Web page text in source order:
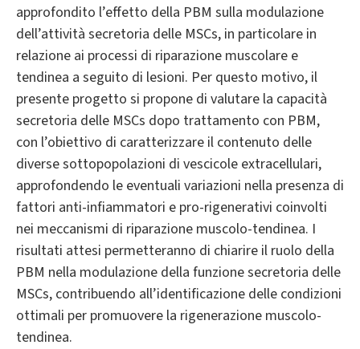
approfondito l’effetto della PBM sulla modulazione
dell’attività secretoria delle MSCs, in particolare in
relazione ai processi di riparazione muscolare e
tendinea a seguito di lesioni. Per questo motivo, il
presente progetto si propone di valutare la capacità
secretoria delle MSCs dopo trattamento con PBM,
con l’obiettivo di caratterizzare il contenuto delle
diverse sottopopolazioni di vescicole extracellulari,
approfondendo le eventuali variazioni nella presenza di
fattori anti-infiammatori e pro-rigenerativi coinvolti
nei meccanismi di riparazione muscolo-tendinea. I
risultati attesi permetteranno di chiarire il ruolo della
PBM nella modulazione della funzione secretoria delle
MSCs, contribuendo all’identificazione delle condizioni
ottimali per promuovere la rigenerazione muscolo-
tendinea.